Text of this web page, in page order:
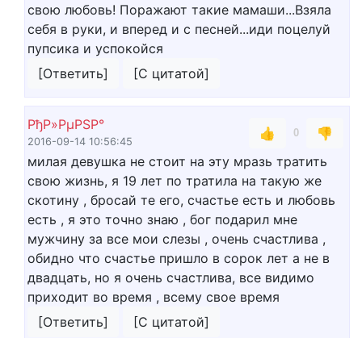
свою любовь! Поражают такие мамаши...Взяла
себя в руки, и вперед и с песней...иди поцелуй
пупсика и успокойся
[Ответить]
[С цитатой]
РђР»РµРЅР°
2016-09-14 10:56:45
👍 0
👎
милая девушка не стоит на эту мразь тратить
свою жизнь, я 19 лет по тратила на такую же
скотину , бросай те его, счастье есть и любовь
есть , я это точно знаю , бог подарил мне
мужчину за все мои слезы , очень счастлива ,
обидно что счастье пришло в сорок лет а не в
двадцать, но я очень счастлива, все видимо
приходит во время , всему свое время
[Ответить]
[С цитатой]